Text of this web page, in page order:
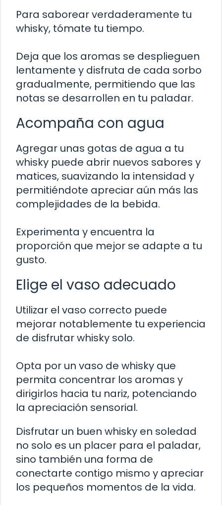
Para saborear verdaderamente tu
whisky, tómate tu tiempo.
Deja que los aromas se desplieguen
lentamente y disfruta de cada sorbo
gradualmente, permitiendo que las
notas se desarrollen en tu paladar.
Acompaña con agua
Agregar unas gotas de agua a tu
whisky puede abrir nuevos sabores y
matices, suavizando la intensidad y
permitiéndote apreciar aún más las
complejidades de la bebida.
Experimenta y encuentra la
proporción que mejor se adapte a tu
gusto.
Elige el vaso adecuado
Utilizar el vaso correcto puede
mejorar notablemente tu experiencia
de disfrutar whisky solo.
Opta por un vaso de whisky que
permita concentrar los aromas y
dirigirlos hacia tu nariz, potenciando
la apreciación sensorial.
Disfrutar un buen whisky en soledad
no solo es un placer para el paladar,
sino también una forma de
conectarte contigo mismo y apreciar
los pequeños momentos de la vida.